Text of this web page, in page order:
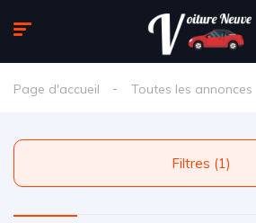
Page d'accueil Toutes les annonces
Filtres (1)